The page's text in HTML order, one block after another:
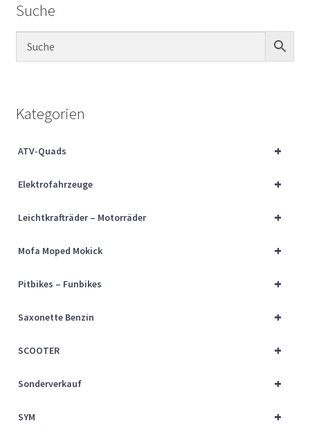
Sachs Ersatzteile
Über uns
Vertrag widerrufen
Widerrufsbelehrung
Cart
Checkout
Suche
Kategorien
+
ATV-Quads
+
Elektrofahrzeuge
+
Leichtkrafträder – Motorräder
+
Mofa Moped Mokick
+
Pitbikes – Funbikes
+
Saxonette Benzin
+
SCOOTER
+
Sonderverkauf
+
SYM